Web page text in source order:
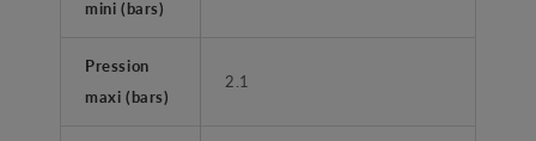
mini (bars)
Pression
maxi (bars)
2.1